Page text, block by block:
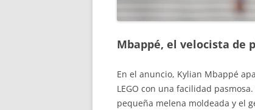
Mbappé, el velocista de
En el anuncio, Kylian Mbappé
LEGO con una facilidad
pequeña melena moldeada y el